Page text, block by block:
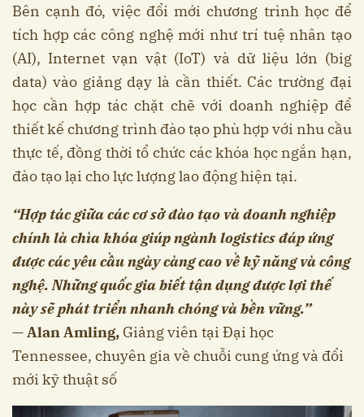
Bên cạnh đó, việc đổi mới chương trình học để
tích hợp các công nghệ mới như trí tuệ nhân tạo
(AI), Internet vạn vật (IoT) và dữ liệu lớn (big
data) vào giảng dạy là cần thiết. Các trường đại
học cần hợp tác chặt chẽ với doanh nghiệp để
thiết kế chương trình đào tạo phù hợp với nhu cầu
thực tế, đồng thời tổ chức các khóa học ngắn hạn,
đào tạo lại cho lực lượng lao động hiện tại.
“Hợp tác giữa các cơ sở đào tạo và doanh nghiệp
chính là chìa khóa giúp ngành logistics đáp ứng
được các yêu cầu ngày càng cao về kỹ năng và công
nghệ. Những quốc gia biết tận dụng được lợi thế
này sẽ phát triển nhanh chóng và bền vững.”
—Alan Amling, Giảng viên tại Đại học
Tennessee, chuyên gia về chuỗi cung ứng và đổi
mới kỹ thuật số